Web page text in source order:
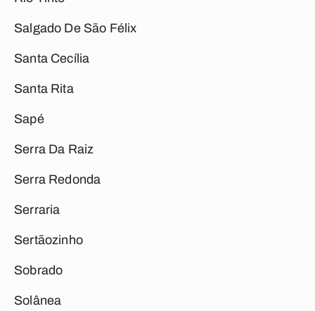
Salgado De São Félix
Santa Cecília
Santa Rita
Sapé
Serra Da Raiz
Serra Redonda
Serraria
Sertãozinho
Sobrado
Solânea